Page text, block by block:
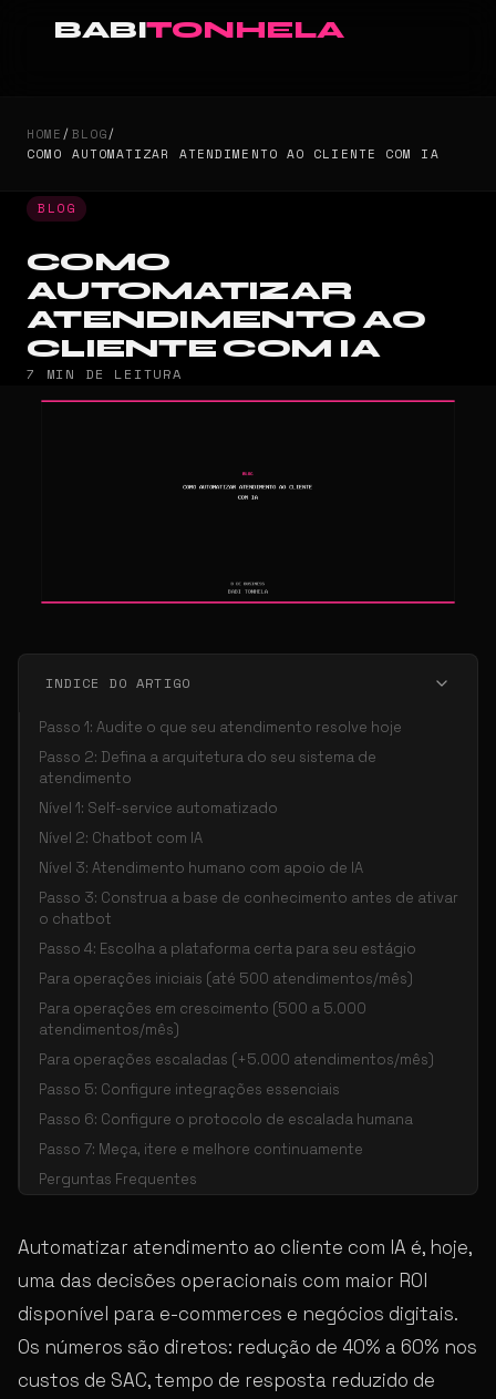
BABITONHELA
HOME/BLOG/
COMO AUTOMATIZAR ATENDIMENTO AO CLIENTE COM IA
BLOG
COMO
AUTOMATIZAR
ATENDIMENTO AO
CLIENTE COM IA
7 MIN DE LEITURA
INDICE DO ARTIGO
Passo 1: Audite o que seu atendimento resolve hoje
Passo 2: Defina a arquitetura do seu sistema de
atendimento
Nível 1: Self-service automatizado
Nível 2: Chatbot com IA
Nível 3: Atendimento humano com apoio de IA
Passo 3: Construa a base de conhecimento antes de ativar
o chatbot
Passo 4: Escolha a plataforma certa para seu estágio
Para operações iniciais (até 500 atendimentos/mês)
Para operações em crescimento (500 a 5.000
atendimentos/mês)
Para operações escaladas (+5.000 atendimentos/mês)
Passo 5: Configure integrações essenciais
Passo 6: Configure o protocolo de escalada humana
Passo 7: Meça, itere e melhore continuamente
Perguntas Frequentes
Automatizar atendimento ao cliente com IA é, hoje,
uma das decisões operacionais com maior ROI
disponível para e-commerces e negócios digitais.
Os números são diretos: redução de 40% a 60% nos
custos de SAC, tempo de resposta reduzido de